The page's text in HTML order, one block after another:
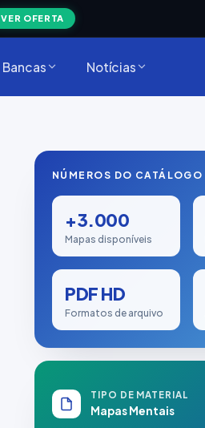
VER OFERTA
Bancas Notícias
NÚMEROS DO CATÁLOGO
+3.000
Mapas disponíveis
PDF HD
Formatos de arquivo
TIPO DE MATERIAL
Mapas Mentais